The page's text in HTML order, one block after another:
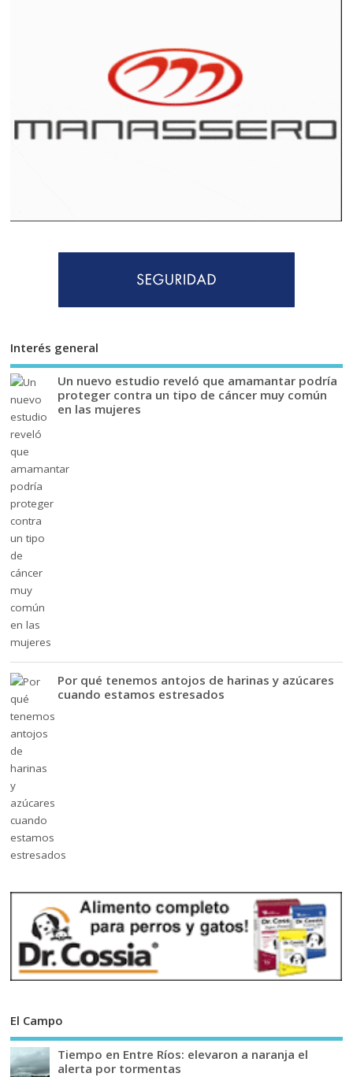
Interés general
Un nuevo estudio reveló que amamantar podría
proteger contra un tipo de cáncer muy común
en las mujeres
Por qué tenemos antojos de harinas y azúcares
cuando estamos estresados
El Campo
Tiempo en Entre Ríos: elevaron a naranja el
alerta por tormentas